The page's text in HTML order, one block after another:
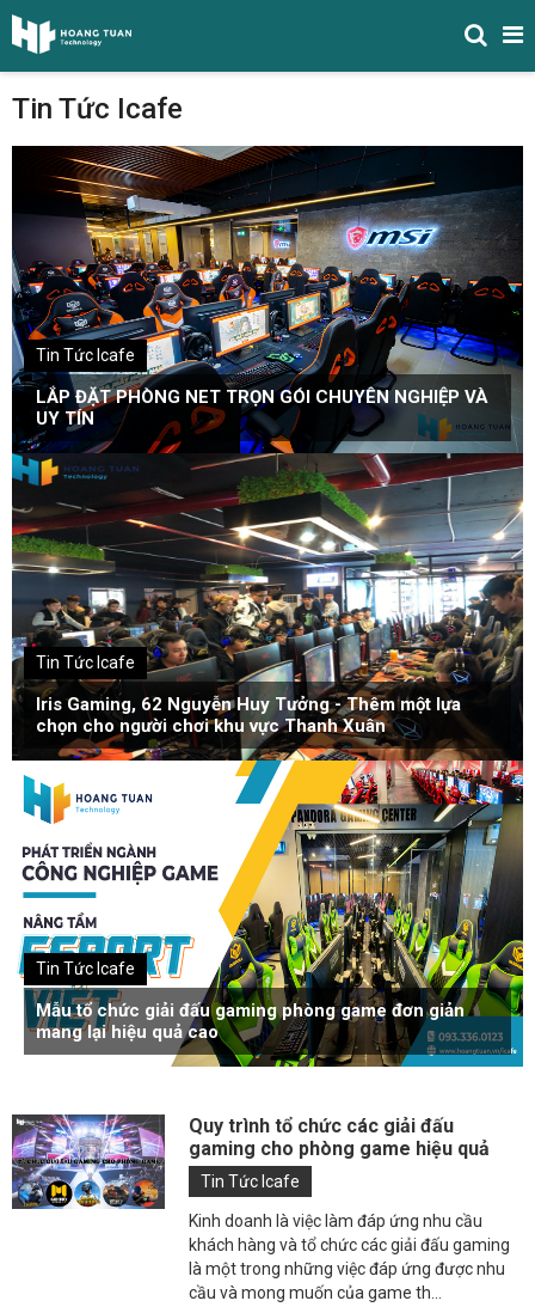
Tin Tức Icafe
Tin Tức Icafe
LẮP ĐẶT PHÒNG NET TRỌN GÓI CHUYÊN NGHIỆP VÀ
UY TÍN
Tin Tức Icafe
Iris Gaming, 62 Nguyễn Huy Tưởng - Thêm một lựa
chọn cho người chơi khu vực Thanh Xuân
Tin Tức Icafe
Mẫu tổ chức giải đấu gaming phòng game đơn giản
mang lại hiệu quả cao
Quy trình tổ chức các giải đấu
gaming cho phòng game hiệu quả
Tin Tức Icafe
Kinh doanh là việc làm đáp ứng nhu cầu
khách hàng và tổ chức các giải đấu gaming
là một trong những việc đáp ứng được nhu
cầu và mong muốn của game th...